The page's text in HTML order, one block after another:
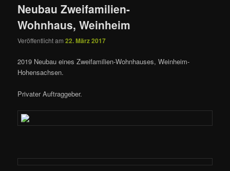
Neubau Zweifamilien-
Wohnhaus, Weinheim
Veröffentlicht am22. März 2017
2019 Neubau eines Zweifamilien-Wohnhauses, Weinheim-
Hohensachsen.
Privater Auftraggeber.